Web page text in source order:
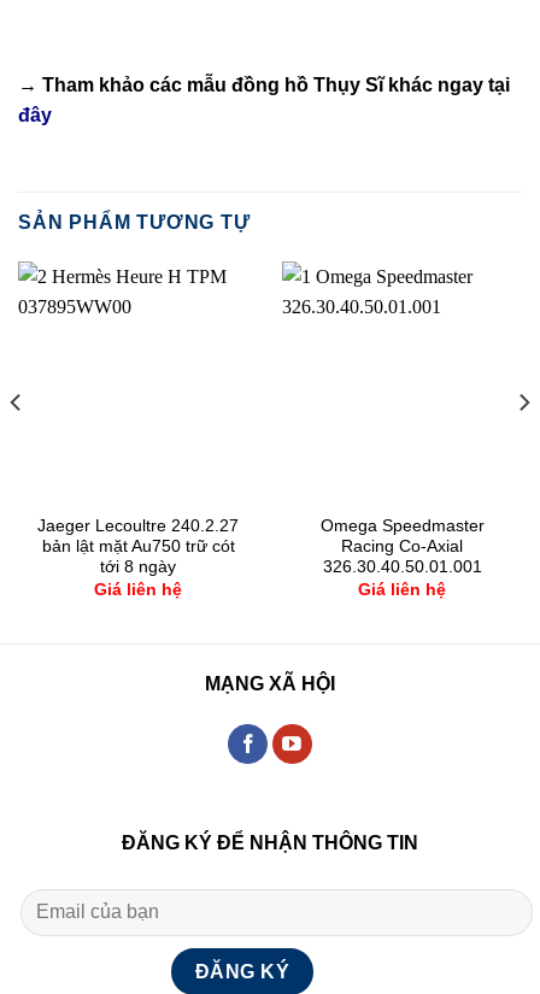
→ Tham khảo các mẫu đồng hồ Thụy Sĩkhác ngay tại
đây
SẢN PHẨM TƯƠNG TỰ
Jaeger Lecoultre 240.2.27
bản lật mặt Au750 trữ cót
tới 8 ngày
Giá liên hệ
Omega Speedmaster
Racing Co-Axial
326.30.40.50.01.001
Giá liên hệ
MẠNG XÃ HỘI
ĐĂNG KÝ ĐỂ NHẬN THÔNG TIN